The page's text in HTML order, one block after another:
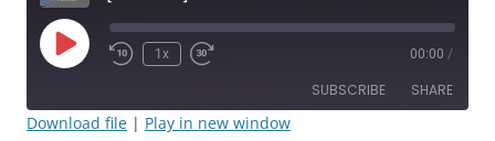
Play
Episode
Rewind
1x
Fast
seconds
00:00 /
SUBSCRIBE SHARE
Download file | Play in new window